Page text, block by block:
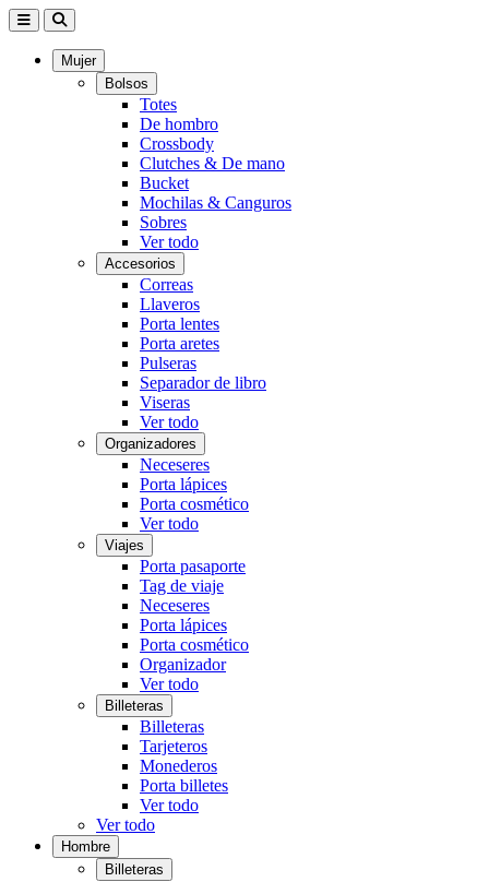
Mujer
Bolsos
Totes
De hombro
Crossbody
Clutches & De mano
Bucket
Mochilas & Canguros
Sobres
Ver todo
Accesorios
Correas
Llaveros
Porta lentes
Porta aretes
Pulseras
Separador de libro
Viseras
Ver todo
Organizadores
Neceseres
Porta lápices
Porta cosmético
Ver todo
Viajes
Porta pasaporte
Tag de viaje
Neceseres
Porta lápices
Porta cosmético
Organizador
Ver todo
Billeteras
Billeteras
Tarjeteros
Monederos
Porta billetes
Ver todo
Ver todo
Hombre
Billeteras